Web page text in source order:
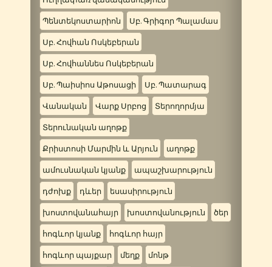
Պենտեկոստարիոն Սբ. Գրիգոր Պալամաս
Սբ. Հովհան Ոսկեբերան
Սբ. Հովհաննես Ոսկեբերան
Սբ. Պաիսիոս Աթոսացի Սբ. Պատարագ
Վանական Վարք Սրբոց Տերողորմյա
Տերունական աղոթք
Քրիստոսի Մարմին և Արյուն աղոթք
ամուսնական կյանք ապաշխարություն
դժոխք դևեր եսասիրություն
խոստովանահայր խոստովանություն ծեր
հոգևոր կյանք հոգևոր հայր
հոգևոր պայքար մեղք մոնթ